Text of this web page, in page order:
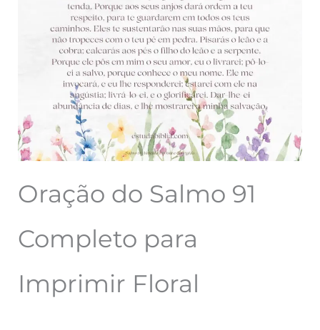
Oração do Salmo 91
Completo para
Imprimir Floral